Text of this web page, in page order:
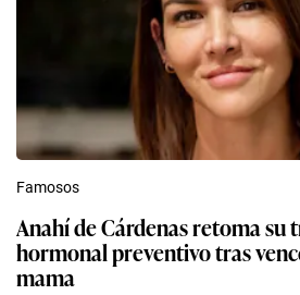
Famosos
Anahí de Cárdenas retoma
hormonal preventivo tras
mama